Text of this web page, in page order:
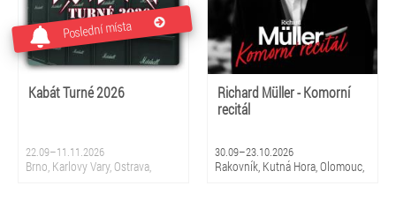
Poslední místa
Kabát Turné 2026
22.09–11.11.2026
Brno, Karlovy Vary, Ostrava,
Richard Müller - Komorní
recitál
30.09–23.10.2026
Rakovník, Kutná Hora, Olomouc,